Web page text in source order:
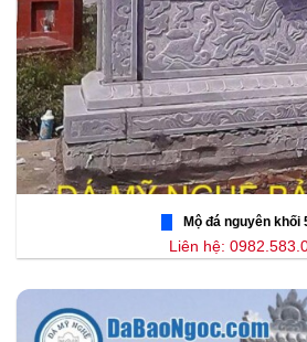
Mộ đá nguyên khối
Liên hệ: